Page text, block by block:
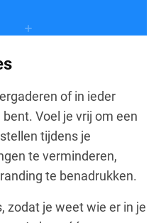
of in ieder
Voel je vrij om een
tijdens je
te verminderen,
te benadrukken.
zodat je weet wie er in je